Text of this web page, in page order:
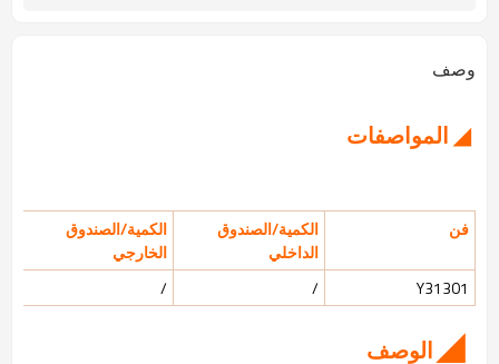
وصف
◢ المواصفات
فن
الكمية/الصندوق
الداخلي
الكمية/الصندوق
الخارجي
Y31301
/
/
◢الوصف